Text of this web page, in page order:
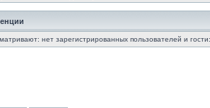
нет зарегистрированных пользователей и